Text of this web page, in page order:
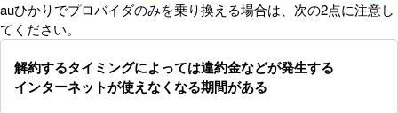
auひかりでプロバイダのみを乗り換える場合は、次の2点に注意し
てください。
解約するタイミングによっては違約金などが発生する
インターネットが使えなくなる期間がある